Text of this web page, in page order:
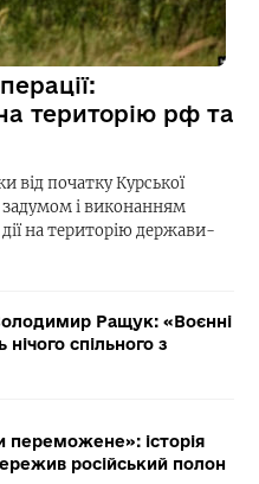
територію рф та
від початку Курської
задумом і виконанням
на територію держави-
Ращук: «Воєнні
спільного з
переможене»: історія
російський полон